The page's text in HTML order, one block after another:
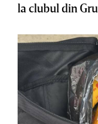
la clubul din